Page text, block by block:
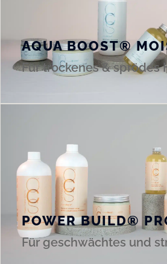
AQUABOOST®
Für trockenes & sprödes
POWER BUILD®
Für geschwächtes und